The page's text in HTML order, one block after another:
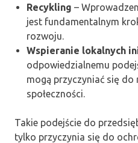
Recykling –
jest fundamentalnym
rozwoju.
Wspieranie lokalnych
odpowiedzialnemu
mogą przyczyniać się
społeczności.
Takie podejście do
tylko przyczynia się do